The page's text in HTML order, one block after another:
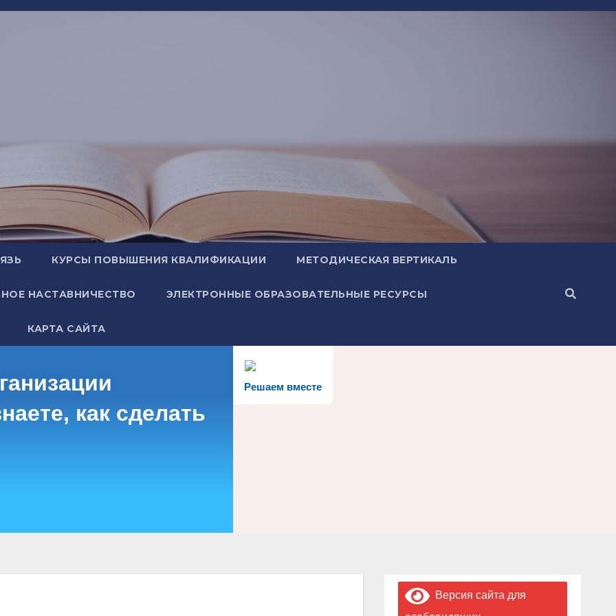
КУРСЫ ПОВЫШЕНИЯ КВАЛИФИКАЦИИ МЕТОДИЧЕСКАЯ ВЕРТИКАЛЬ
НАСТАВНИЧЕСТВО ЭЛЕКТРОННЫЕ ОБРАЗОВАТЕЛЬНЫЕ РЕСУРСЫ
КАРТА САЙТА
Решаем вместе
как сделать
Версия сайта для